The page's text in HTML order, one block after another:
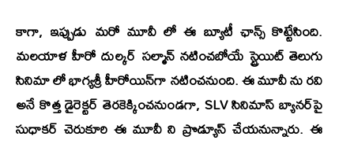
కాగా, ఇప్పుడు మరో మూవీ లో ఈ బ్యూటీ ఛాన్స్ కొట్టేసింది.
మలయాళ హీరో దుల్కర్ సల్మాన్ నటించబోయే స్ట్రెయిట్ తెలుగు
సినిమా లో భాగ్యశ్రీ హీరోయిన్‌గా నటించనుంది. ఈ మూవీ ను రవి
అనే కొత్త డైరెక్టర్ తెరకెక్కించనుండగా, SLV సినిమాస్బ్యానర్‌పై
సుధాకర్ చెరుకూరి ఈ మూవీ ని ప్రొడ్యూస్ చేయనున్నారు. ఈ